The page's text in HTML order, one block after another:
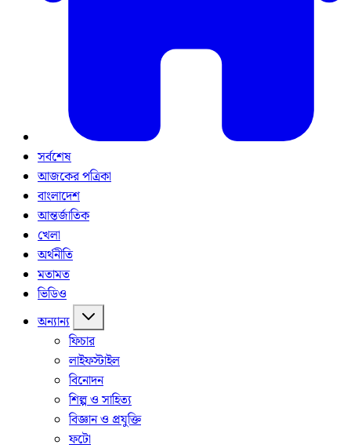
সর্বশেষ
আজকের পত্রিকা
বাংলাদেশ
আন্তর্জাতিক
খেলা
অর্থনীতি
মতামত
ভিডিও
অন্যান্য
ফিচার
লাইফস্টাইল
বিনোদন
শিল্প ও সাহিত্য
বিজ্ঞান ও প্রযুক্তি
ফটো